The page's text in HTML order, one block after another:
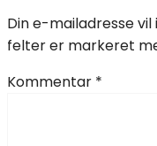
Din e-mailadresse
felter er markeret
Kommentar *